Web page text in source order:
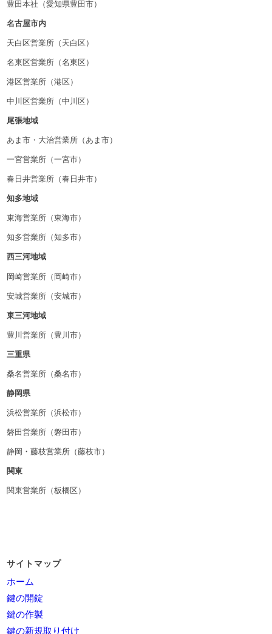
豊田本社（愛知県豊田市）
名古屋市内
天白区営業所（天白区）
名東区営業所（名東区）
港区営業所（港区）
中川区営業所（中川区）
尾張地域
あま市・大治営業所（あま市）
一宮営業所（一宮市）
春日井営業所（春日井市）
知多地域
東海営業所（東海市）
知多営業所（知多市）
西三河地域
岡崎営業所（岡崎市）
安城営業所（安城市）
東三河地域
豊川営業所（豊川市）
三重県
桑名営業所（桑名市）
静岡県
浜松営業所（浜松市）
磐田営業所（磐田市）
静岡・藤枝営業所（藤枝市）
関東
関東営業所（板橋区）
サイトマップ
ホーム
鍵の開錠
鍵の作製
鍵の新規取り付け